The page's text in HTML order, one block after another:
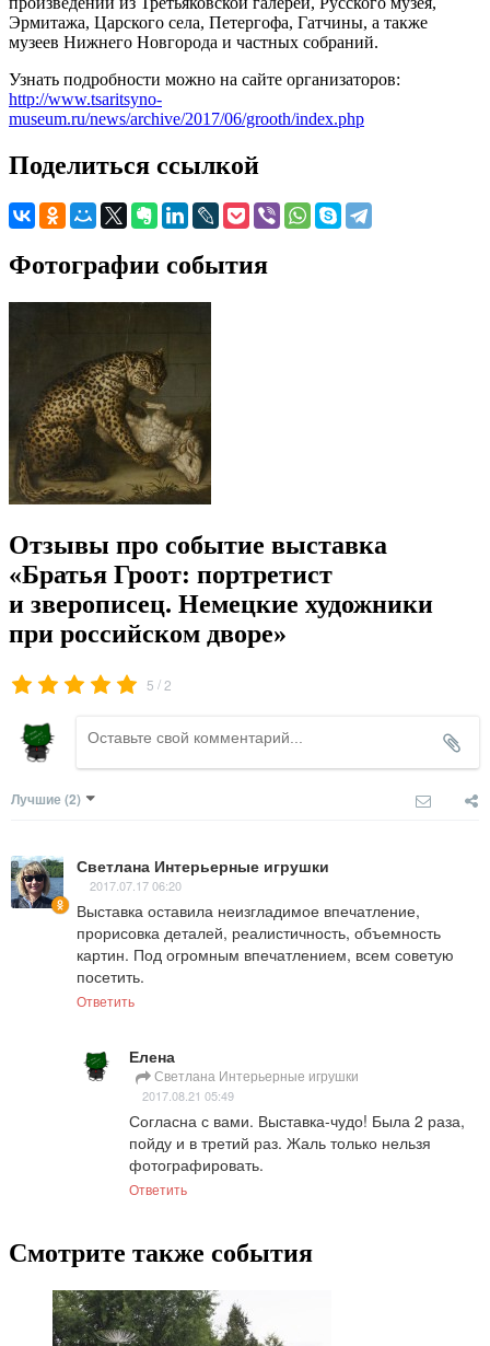
Эрмитажа, Царского села, Петергофа, Гатчины, а также
музеев Нижнего Новгорода и частных собраний.
Узнать подробности можно на сайте организаторов:
http://www.tsaritsyno-
museum.ru/news/archive/2017/06/grooth/index.php
Поделиться ссылкой
Фотографии события
Отзывы про событие выставка
«Братья Гроот: портретист
и зверописец. Немецкие художники
при российском дворе»
5 /2
Лучшие (2)
Светлана Интерьерные игрушки
2017.07.17 06:20
Выставка оставила неизгладимое впечатление,
прорисовка деталей, реалистичность, объемность
картин. Под огромным впечатлением, всем советую
посетить.
Ответить
Елена
Светлана Интерьерные игрушки
2017.08.21 05:49
Согласна с вами. Выставка-чудо! Была 2 раза,
пойду и в третий раз. Жаль только нельзя
фотографировать.
Ответить
Смотрите также события